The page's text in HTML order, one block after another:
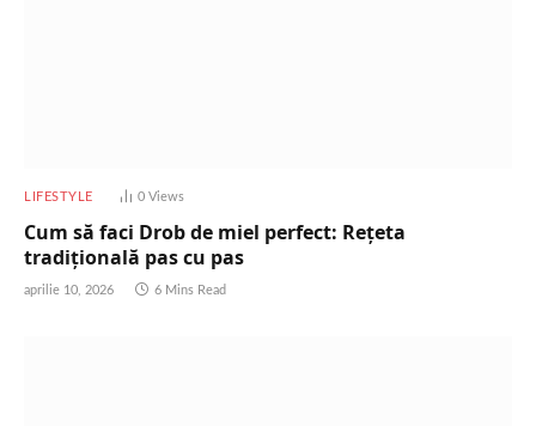
LIFESTYLE 0 Views
Cum să faci Drob de miel perfect: Rețeta
tradițională pas cu pas
aprilie 10, 2026 6 Mins Read